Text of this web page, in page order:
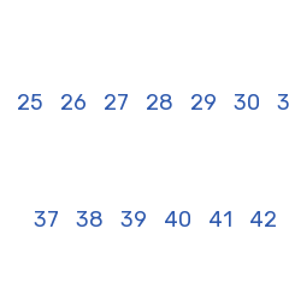
25 26 27 28 29 30
37 38 39 40 41 42